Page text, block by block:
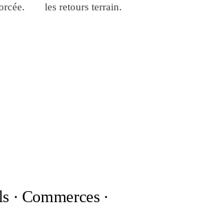
les retours terrain.
· Commerces ·